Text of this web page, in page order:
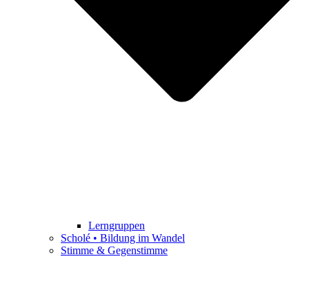
Lerngruppen
Scholé • Bildung im Wandel
Stimme & Gegenstimme